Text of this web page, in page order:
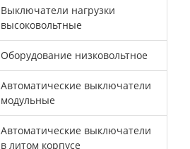
Выключатели нагрузки
высоковольтные
Оборудование низковольтное
Автоматические выключатели
модульные
Автоматические выключатели
в литом корпусе